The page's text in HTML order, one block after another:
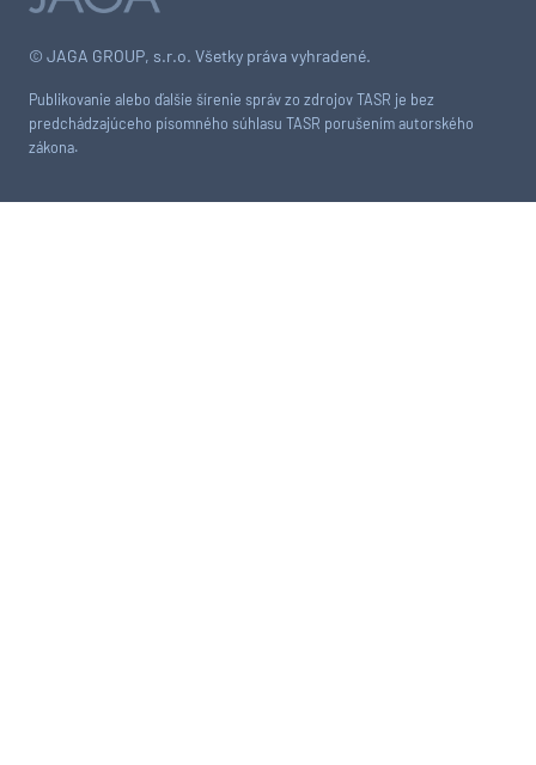
© JAGA GROUP, s.r.o. Všetky práva vyhradené.
Publikovanie alebo ďalšie šírenie správ zo zdrojov TASR je bez
predchádzajúceho písomného súhlasu TASR porušením autorského
zákona.